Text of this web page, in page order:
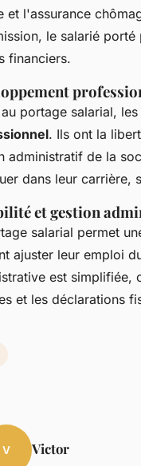
et l'assurance
le salarié
financiers.
portage salarial,
. Ils ont la
administratif de la
dans leur carrière,
et gestion
salarial permet
ajuster leur emploi
est simplifiée,
et les déclarations
V Victor